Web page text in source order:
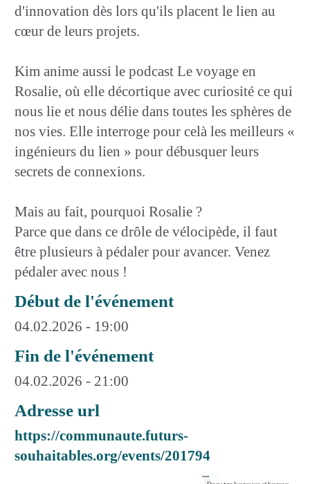
d'innovation dès lors qu'ils placent le lien au
cœur de leurs projets.
Kim anime aussi le podcast Le voyage en
Rosalie, où elle décortique avec curiosité ce qui
nous lie et nous délie dans toutes les sphères de
nos vies. Elle interroge pour celà les meilleurs «
ingénieurs du lien » pour débusquer leurs
secrets de connexions.
Mais au fait, pourquoi Rosalie ?
Parce que dans ce drôle de vélocipède, il faut
être plusieurs à pédaler pour avancer. Venez
pédaler avec nous !
Début de l'événement
04.02.2026 - 19:00
Fin de l'événement
04.02.2026 - 21:00
Adresse url
https://communaute.futurs-
souhaitables.org/events/201794